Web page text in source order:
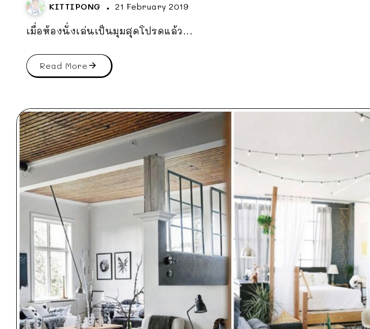
KITTIPONG 21 February 2019
เมื่อห้องนั่งเล่นเป็นมุมสุดโปรดแล้ว...
Read More